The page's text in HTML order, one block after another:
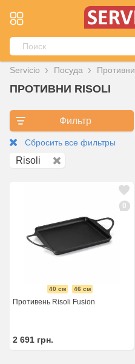
Servicio Посуда Противни
ПРОТИВНИ RISOLI
Фильтр
Сбросить все фильтры
Risoli
0
40 см 46 см
Противень Risoli Fusion
2 691 грн.